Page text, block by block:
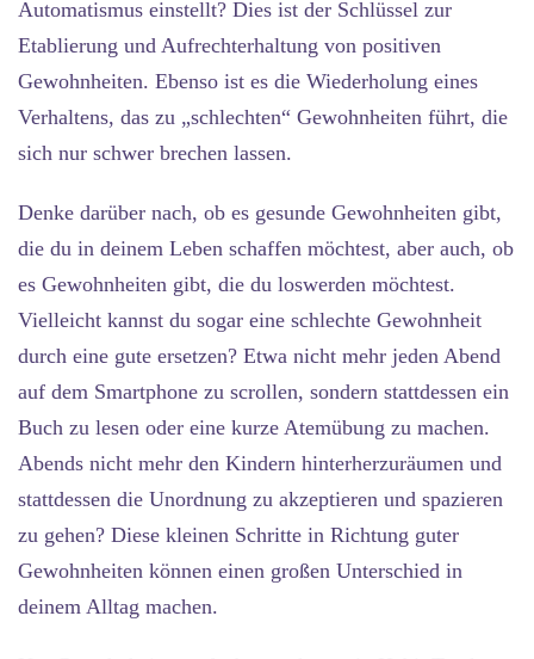
Automatismus einstellt? Dies ist der Schlüssel zur
Etablierung und Aufrechterhaltung von positiven
Gewohnheiten. Ebenso ist es die Wiederholung eines
Verhaltens, das zu „schlechten“ Gewohnheiten führt, die
sich nur schwer brechen lassen.
Denke darüber nach, ob es gesunde Gewohnheiten gibt,
die du in deinem Leben schaffen möchtest, aber auch, ob
es Gewohnheiten gibt, die du loswerden möchtest.
Vielleicht kannst du sogar eine schlechte Gewohnheit
durch eine gute ersetzen? Etwa nicht mehr jeden Abend
auf dem Smartphone zu scrollen, sondern stattdessen ein
Buch zu lesen oder eine kurze Atemübung zu machen.
Abends nicht mehr den Kindern hinterherzuräumen und
stattdessen die Unordnung zu akzeptieren und spazieren
zu gehen? Diese kleinen Schritte in Richtung guter
Gewohnheiten können einen großen Unterschied in
deinem Alltag machen.